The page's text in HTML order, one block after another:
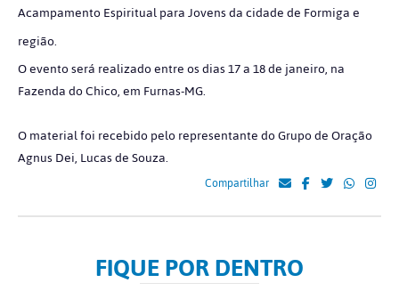
Acampamento Espiritual para Jovens da cidade de Formiga e
região.
O evento será realizado entre os dias 17 a 18 de janeiro, na
Fazenda do Chico, em Furnas-MG.
O material foi recebido pelo representante do Grupo de Oração
Agnus Dei, Lucas de Souza.
Compartilhar
FIQUE POR DENTRO